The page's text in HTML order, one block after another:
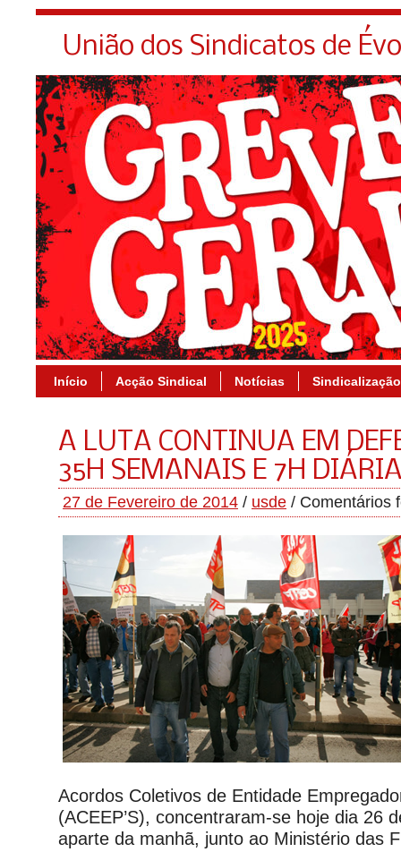
União dos Sindicatos de
Início Acção Sindical Notícias Sindicalização
A LUTA CONTINUA EM
35H SEMANAIS E 7H
27 de Fevereiro de 2014 / usde / Comentários
Acordos Coletivos de Entidade
(ACEEP’S), concentraram-se hoje dia 26
aparte da manhã, junto ao Ministério das